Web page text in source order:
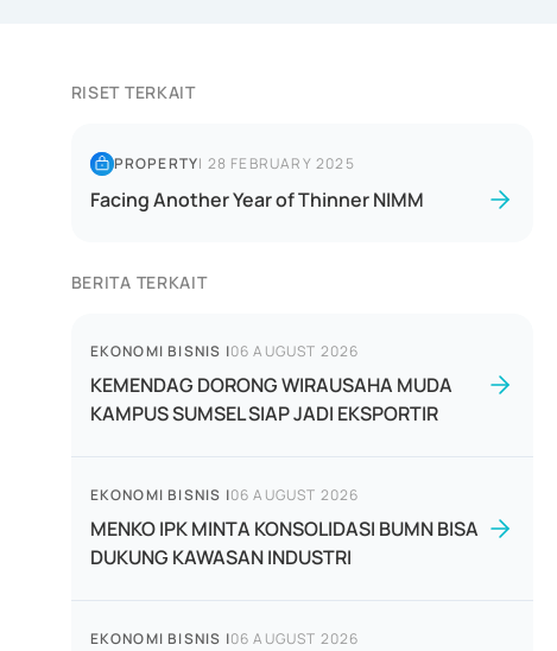
RISET TERKAIT
PROPERTY| 28 FEBRUARY 2025
Facing Another Year of Thinner NIMM
BERITA TERKAIT
EKONOMI BISNIS |06 AUGUST 2026
KEMENDAG DORONG WIRAUSAHA MUDA
KAMPUS SUMSEL SIAP JADI EKSPORTIR
EKONOMI BISNIS |06 AUGUST 2026
MENKO IPK MINTA KONSOLIDASI BUMN BISA
DUKUNG KAWASAN INDUSTRI
EKONOMI BISNIS |06 AUGUST 2026